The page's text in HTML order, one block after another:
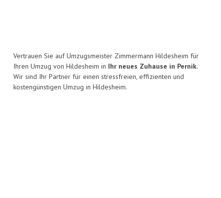
Vertrauen Sie auf Umzugsmeister Zimmermann Hildesheim für
Ihren Umzug von Hildesheim in Ihr neues Zuhause in Pernik.
Wir sind Ihr Partner für einen stressfreien, effizienten und
kostengünstigen Umzug in Hildesheim.